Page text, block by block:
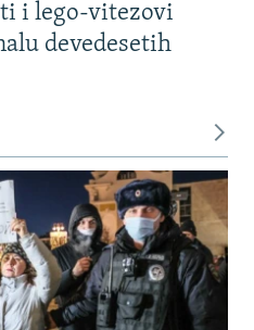
i lego-vitezovi
devedesetih